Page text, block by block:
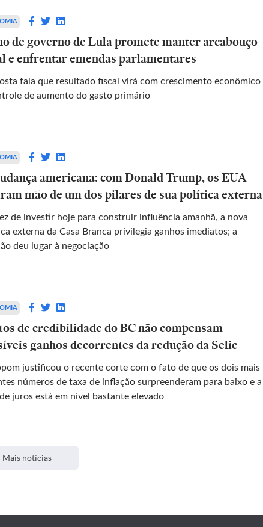
de governo de Lula promete manter arcabouço
e enfrentar emendas parlamentares
fala que resultado fiscal virá com crescimento econômico
de aumento do gasto primário
americana: com Donald Trump, os EUA
mão de um dos pilares de sua política externa
de investir hoje para construir influência amanhã, a nova
externa da Casa Branca privilegia ganhos imediatos; a
deu lugar à negociação
de credibilidade do BC não compensam
ganhos decorrentes da redução da Selic
justificou o recente corte com o fato de que os dois mais
números de taxa de inflação surpreenderam para baixo e a
juros está em nível bastante elevado
Mais notícias